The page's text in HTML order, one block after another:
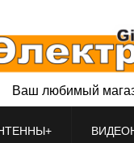
Ваш любимый